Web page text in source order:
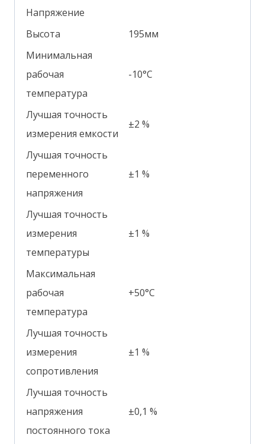
Напряжение
Высота
195мм
Минимальная
рабочая
температура
-10°С
Лучшая точность
измерения емкости
±2 %
Лучшая точность
переменного
напряжения
±1 %
Лучшая точность
измерения
температуры
±1 %
Максимальная
рабочая
температура
+50°С
Лучшая точность
измерения
сопротивления
±1 %
Лучшая точность
напряжения
постоянного тока
±0,1 %